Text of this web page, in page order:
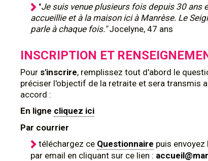
"Je suis venue plusieurs fois depuis 30 ans
accueillie et à la maison ici à Manrèse. Le
parle à chaque fois."Jocelyne, 47 ans
INSCRIPTION ET
Pour s'inscrire, remplissez tout d'abord le
préciser l'objectif de la retraite et sera transmis
accord :
En ligne cliquez ici
Par courrier
téléchargez ce Questionnaire puis
par email en cliquant sur ce lien :